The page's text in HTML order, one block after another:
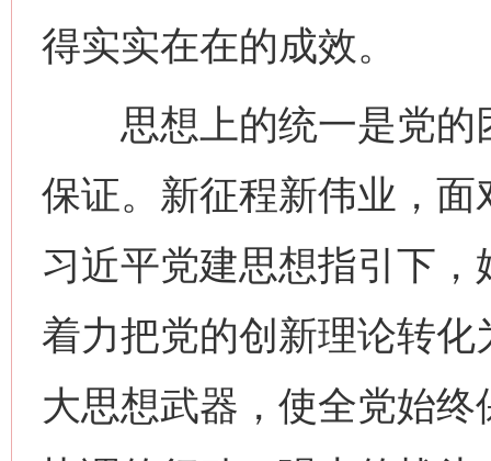
得实实在在的成效。
思想上的统一是党的
保证。新征程新伟业，
习近平党建思想指引下
着力把党的创新理论转
大思想武器，使全党始
习近平的博鳌关键词